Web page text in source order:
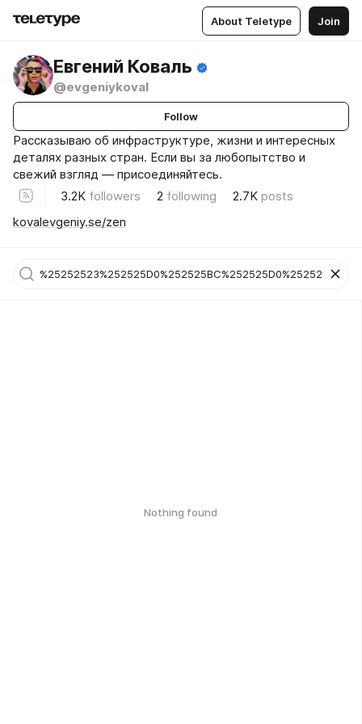
About Teletype Join
Евгений Коваль
@evgeniykoval
Follow
Рассказываю об инфраструктуре, жизни и интересных
деталях разных стран. Если вы за любопытство и
свежий взгляд — присоединяйтесь.
3.2K followers 2 following 2.7K posts
kovalevgeniy.se/zen
Nothing found